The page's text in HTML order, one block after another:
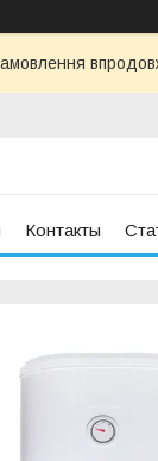
Контакты